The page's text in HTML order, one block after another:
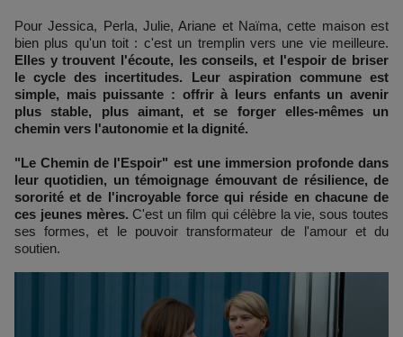
Pour Jessica, Perla, Julie, Ariane et Naïma, cette maison est
bien plus qu'un toit : c'est un tremplin vers une vie meilleure.
Elles y trouvent l'écoute, les conseils, et l'espoir de briser
le cycle des incertitudes. Leur aspiration commune est
simple, mais puissante : offrir à leurs enfants un avenir
plus stable, plus aimant, et se forger elles-mêmes un
chemin vers l'autonomie et la dignité.
"Le Chemin de l'Espoir" est une immersion profonde dans
leur quotidien, un témoignage émouvant de résilience, de
sororité et de l'incroyable force qui réside en chacune de
ces jeunes mères. C'est un film qui célèbre la vie, sous toutes
ses formes, et le pouvoir transformateur de l'amour et du
soutien.